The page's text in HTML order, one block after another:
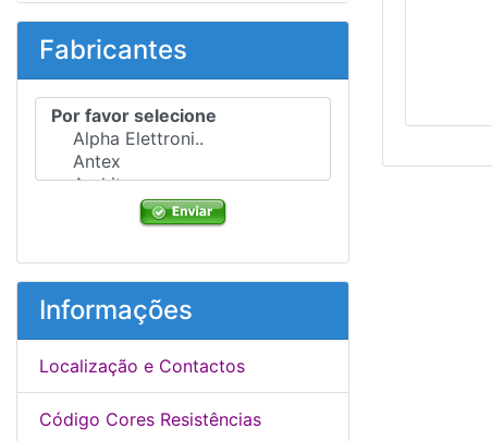
Fabricantes
Por favor selecione ...
Informações
Localização e Contactos
Código Cores Resistências